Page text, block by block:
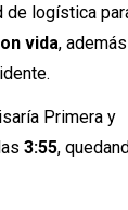
de logística
vida,
Primera y
3:55,